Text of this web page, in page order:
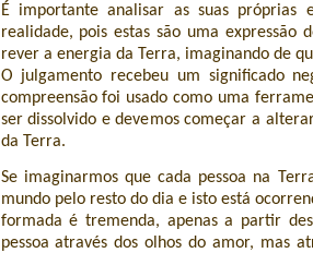
É importante analisar as suas próprias
realidade, pois estas são uma
rever a energia da Terra, imaginando de
O julgamento recebeu um significado
compreensão foi usado como uma
ser dissolvido e devemos começar a
da Terra.
Se imaginarmos que cada pessoa na
mundo pelo resto do dia e isto está
formada é tremenda, apenas a partir
pessoa através dos olhos do amor, mas